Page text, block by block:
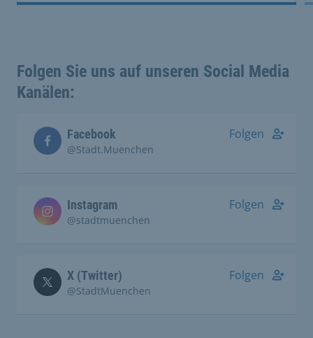
Folgen Sie uns auf unseren Social Media
Kanälen:
Facebook
@Stadt.Muenchen
Folgen
Instagram
@stadtmuenchen
Folgen
X (Twitter)
@StadtMuenchen
Folgen